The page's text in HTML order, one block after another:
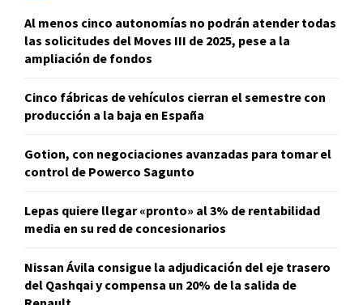
Al menos cinco autonomías no podrán atender todas
las solicitudes del Moves III de 2025, pese a la
ampliación de fondos
Cinco fábricas de vehículos cierran el semestre con
producción a la baja en España
Gotion, con negociaciones avanzadas para tomar el
control de Powerco Sagunto
Lepas quiere llegar «pronto» al 3% de rentabilidad
media en su red de concesionarios
Nissan Ávila consigue la adjudicación del eje trasero
del Qashqai y compensa un 20% de la salida de